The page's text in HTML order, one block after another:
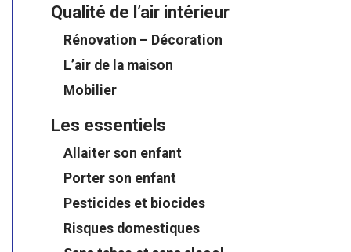
Qualité de l’air intérieur
Rénovation – Décoration
L’air de la maison
Mobilier
Les essentiels
Allaiter son enfant
Porter son enfant
Pesticides et biocides
Risques domestiques